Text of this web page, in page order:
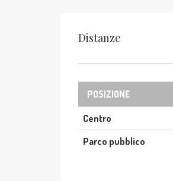
Distanze
POSIZIONE
Centro
Parco pubblico